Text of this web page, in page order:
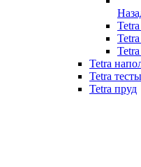
Tetra
Tetra тесты
Tetra пруд